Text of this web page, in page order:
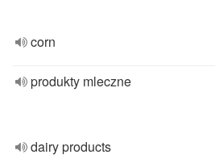
corn
produkty mleczne
dairy products